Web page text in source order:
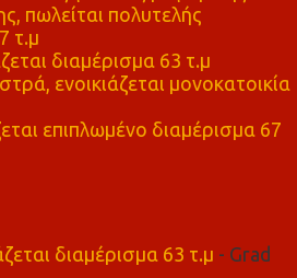
πωλείται πολυτελής
τ.μ
διαμέρισμα 63 τ.μ
ενοικιάζεται μονοκατοικία
επιπλωμένο διαμέρισμα 67
διαμέρισμα 63 τ.μ - Grad